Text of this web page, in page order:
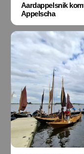
Aardappelsnik
Appelscha